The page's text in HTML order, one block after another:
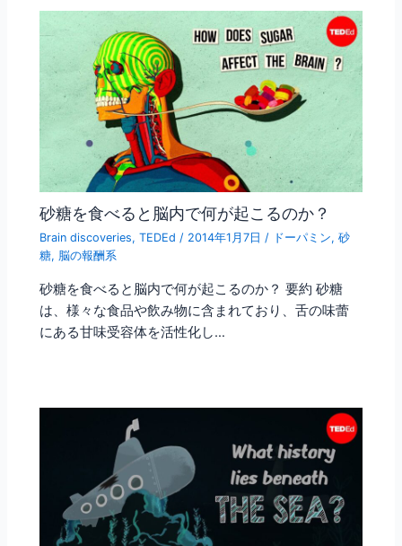
砂糖を食べると脳内で何が起こるのか？
Brain discoveries,TEDEd / 2014年1月7日/ ドーパミン,砂
糖, 脳の報酬系
砂糖を食べると脳内で何が起こるのか？ 要約 砂糖
は、様々な食品や飲み物に含まれており、舌の味蕾
にある甘味受容体を活性化し…